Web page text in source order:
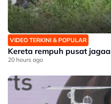
VIDEO TERKINI & POPULAR
Kereta rempuh pusat
20 hours ago